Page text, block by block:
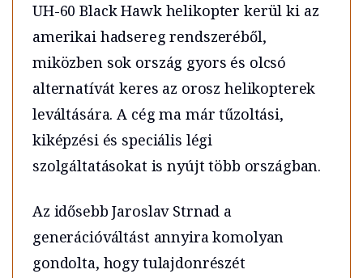
UH-60 Black Hawk helikopter kerül ki az
amerikai hadsereg rendszeréből,
miközben sok ország gyors és olcsó
alternatívát keres az orosz helikopterek
leváltására. A cég ma már tűzoltási,
kiképzési és speciális légi
szolgáltatásokat is nyújt több országban.
Az idősebb Jaroslav Strnad a
generációváltást annyira komolyan
gondolta, hogy tulajdonrészét